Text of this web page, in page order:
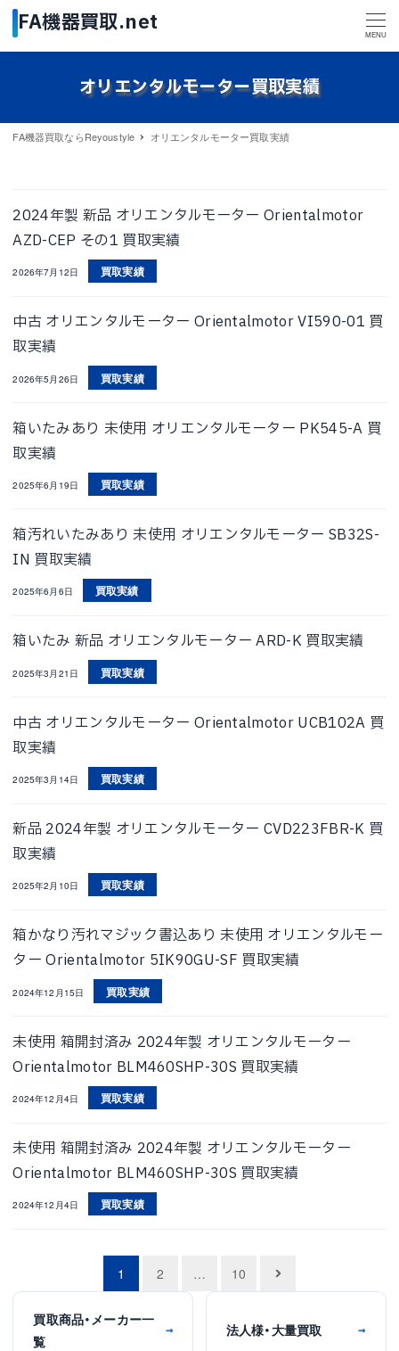
MENU
オリエンタルモーター買取実績
FA機器買取ならReyoustyle オリエンタルモーター買取実績
2024年製 新品 オリエンタルモーター Orientalmotor
AZD-CEP その1 買取実績
2026年7月12日 買取実績
中古 オリエンタルモーター Orientalmotor VI590-01 買
取実績
2026年5月26日 買取実績
箱いたみあり 未使用 オリエンタルモーター PK545-A 買
取実績
2025年6月19日 買取実績
箱汚れいたみあり 未使用 オリエンタルモーター SB32S-
IN 買取実績
2025年6月6日 買取実績
箱いたみ 新品 オリエンタルモーター ARD-K 買取実績
2025年3月21日 買取実績
中古 オリエンタルモーター Orientalmotor UCB102A 買
取実績
2025年3月14日 買取実績
新品 2024年製 オリエンタルモーター CVD223FBR-K 買
取実績
2025年2月10日 買取実績
箱かなり汚れマジック書込あり 未使用 オリエンタルモー
ター Orientalmotor 5IK90GU-SF 買取実績
2024年12月15日 買取実績
未使用 箱開封済み 2024年製 オリエンタルモーター
Orientalmotor BLM460SHP-30S 買取実績
2024年12月4日 買取実績
未使用 箱開封済み 2024年製 オリエンタルモーター
Orientalmotor BLM460SHP-30S 買取実績
2024年12月4日 買取実績
稿
1 2 … 10
買取商品・メーカー一
覧
→ 法人様・大量買取 →